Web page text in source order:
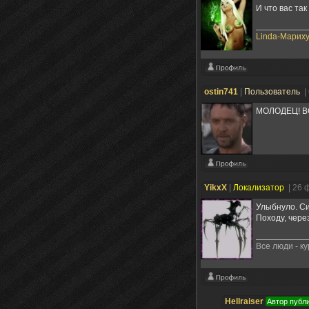
И что вас
Linda-
ostin741 Пользователь
МОЛОДЕЦ!
YikxX Локализатор
| 26
Улыбнуло.
Походу,
Все люди -
Hellraiser Автор